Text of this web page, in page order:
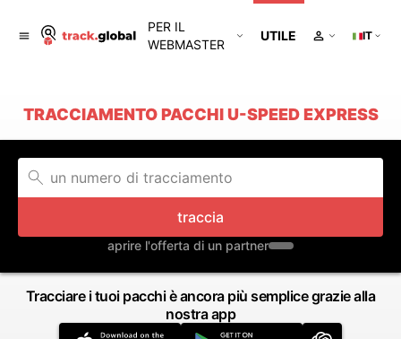
PER IL
WEBMASTER
UTILE IT
TRACCIAMENTO PACCHI U-SPEED EXPRESS
traccia
aprire l'offerta di un partner
Tracciare i tuoi pacchi è ancora più semplice grazie alla
nostra app